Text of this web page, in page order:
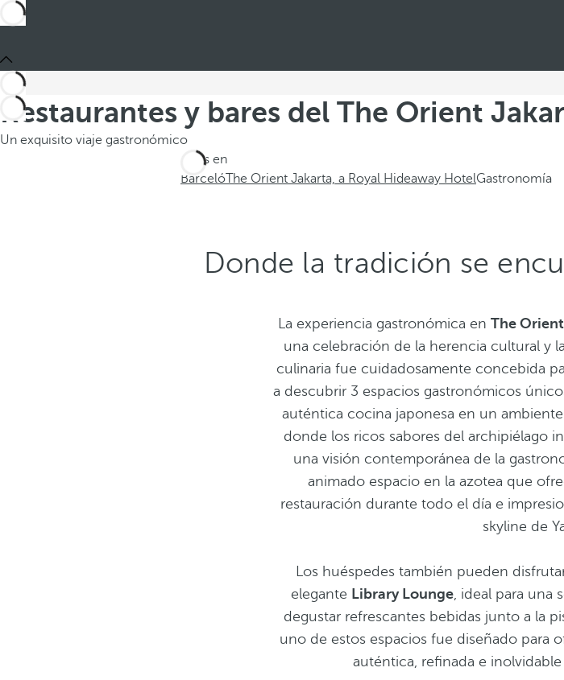
Restaurantes y bares del The Orient
Un exquisito viaje gastronómico
Estás en
BarcelóThe Orient Jakarta, a Royal Hideaway HotelGastronomía
Donde la tradición se
La experiencia gastronómica en The
una celebración de la herencia cultural y
culinaria fue cuidadosamente concebida
a descubrir 3 espacios gastronómicos
auténtica cocina japonesa en un
donde los ricos sabores del archipiélago
una visión contemporánea de la
animado espacio en la azotea que
restauración durante todo el día e
skyline de
Los huéspedes también pueden
elegante Library Lounge, ideal para una
degustar refrescantes bebidas junto a la
uno de estos espacios fue diseñado para
auténtica, refinada e